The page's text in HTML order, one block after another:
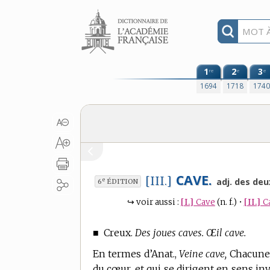
Aller au contenu
1re
1694
2e
1718
3e
1740
6e ÉDITION [III.] CAVE. adj. des
↪ voir aussi : [I.] Cave (n. f.) • [II.]
■ Creux. Des joues caves. Œil cave.
Entermes d’Anat., Veine cave,